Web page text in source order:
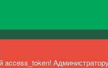
access_token!